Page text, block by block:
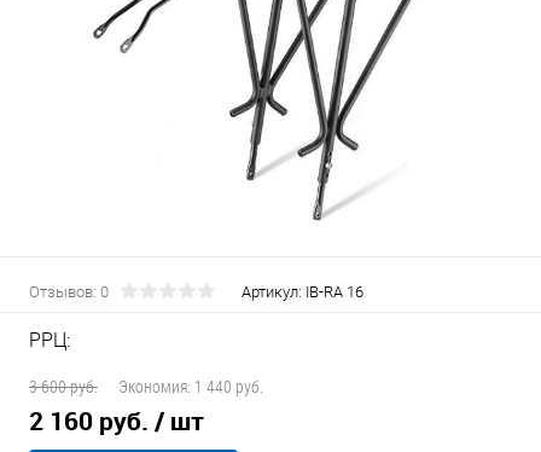
Отзывов: 0 Артикул: IB-RA 16
РРЦ:
3 600 руб.
Экономия: 1 440 руб.
2 160 руб. / шт